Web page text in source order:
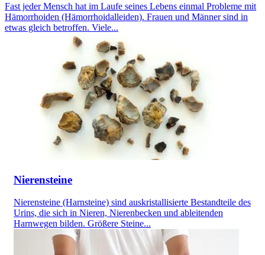
Fast jeder Mensch hat im Laufe seines Lebens einmal Probleme mit
Hämorrhoiden (Hämorrhoidalleiden). Frauen und Männer sind in
etwas gleich betroffen. Viele...
Nierensteine
Nierensteine (Harnsteine) sind auskristallisierte Bestandteile des
Urins, die sich in Nieren, Nierenbecken und ableitenden
Harnwegen bilden. Größere Steine...